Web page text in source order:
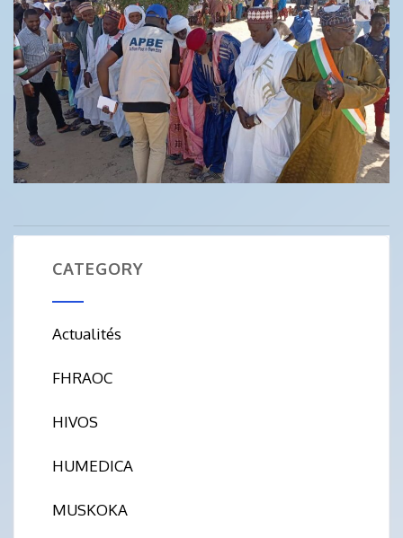
CATEGORY
Actualités
FHRAOC
HIVOS
HUMEDICA
MUSKOKA